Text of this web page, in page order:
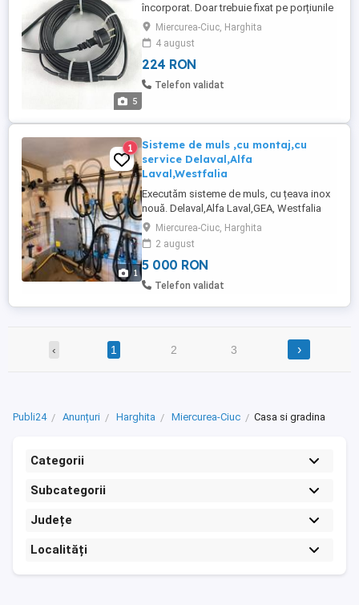
5
încorporat. Doar trebuie fixat pe porțiunile
de țeavă, robineți expuse pericolului
înghețării și alimentat de la priză.
Termostatul încorporat va avea grijă ca să
funcționeze doar atunci, cănd este
necesar. Nu trebuie să goliți robinetul de
Miercurea-Ciuc, Harghita
4 august
224 RON
Telefon validat
1
1
Sisteme de muls ,cu montaj,cu
service Delaval,Alfa
Laval,Westfalia
Executăm sisteme de muls, cu țeava inox
nouă. Delaval,Alfa Laval,GEA, Westfalia
Miercurea-Ciuc, Harghita
2 august
5 000 RON
Telefon validat
‹ 1 2 3 ›
Publi24 Anunțuri Harghita Miercurea-Ciuc Casa si gradina
Categorii
Subcategorii
Județe
Localități